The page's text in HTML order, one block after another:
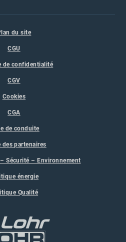
du site
CGU
de confidentialité
CGV
Cookies
CGA
de conduite
des partenaires
Sécurité – Environnement
énergie
Qualité